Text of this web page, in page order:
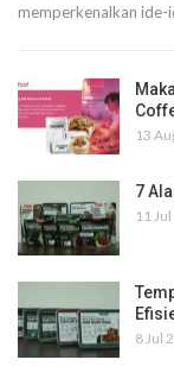
memperkenalkan
13
7
11
8 Jul